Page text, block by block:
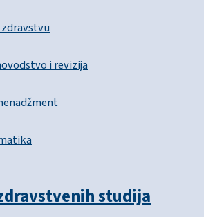
i revizija
studija